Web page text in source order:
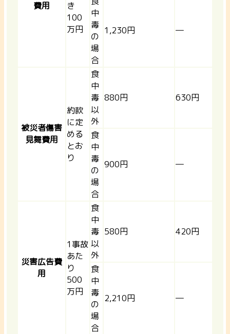
費用
き
100
万円
中
毒
の
場
合
1,230円 ―
被災者傷害
見舞費用
約款
に定
める
とお
り
食
中
毒
以
外
880円 630円
食
中
毒
の
場
合
900円 ―
災害広告費
用
1事故
あた
り
500
万円
食
中
毒
以
外
580円 420円
食
中
毒
の
場
合
2,210円 ―